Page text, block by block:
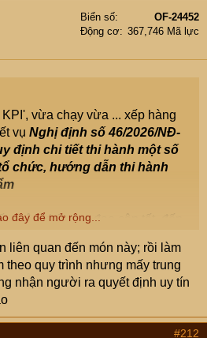
Biển số
OF-24452
Động cơ
367,746 Mã lực
vừa chạy vừa ... xếp hàng
vụ Nghị định số 46/2026/NĐ-
định chi tiết thi hành một số
chức, hướng dẫn thi hành
nhập khẩu lao đao cận tết, đến
về tạm ngưng Nghị định
thi hành Luật An toàn thực
đây để mở rộng...
liên quan đến món này; rồi làm
theo quy trình nhưng mấy trung
nhận người ra quyết định uy tín
#212